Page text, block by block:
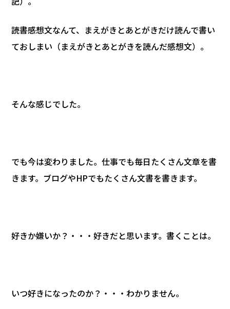
読書感想文なんて、まえがきとあとがきだけ読んで書い
ておしまい（まえがきとあとがきを読んだ感想文）。
そんな感じでした。
でも今は変わりました。仕事でも毎日たくさん文章を書
きます。ブログやHPでもたくさん文書を書きます。
好きか嫌いか？・・・好きだと思います。書くことは。
いつ好きになったのか？・・・わかりません。